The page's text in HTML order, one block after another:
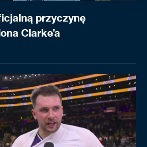
przyczynę
Clarke’a